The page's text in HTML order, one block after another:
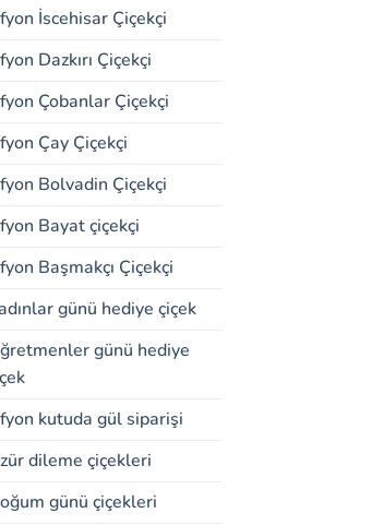
İscehisar Çiçekçi
Dazkırı Çiçekçi
Çobanlar Çiçekçi
Çay Çiçekçi
Bolvadin Çiçekçi
Bayat çiçekçi
Başmakçı Çiçekçi
günü hediye çiçek
günü hediye
kutuda gül siparişi
dileme çiçekleri
günü çiçekleri